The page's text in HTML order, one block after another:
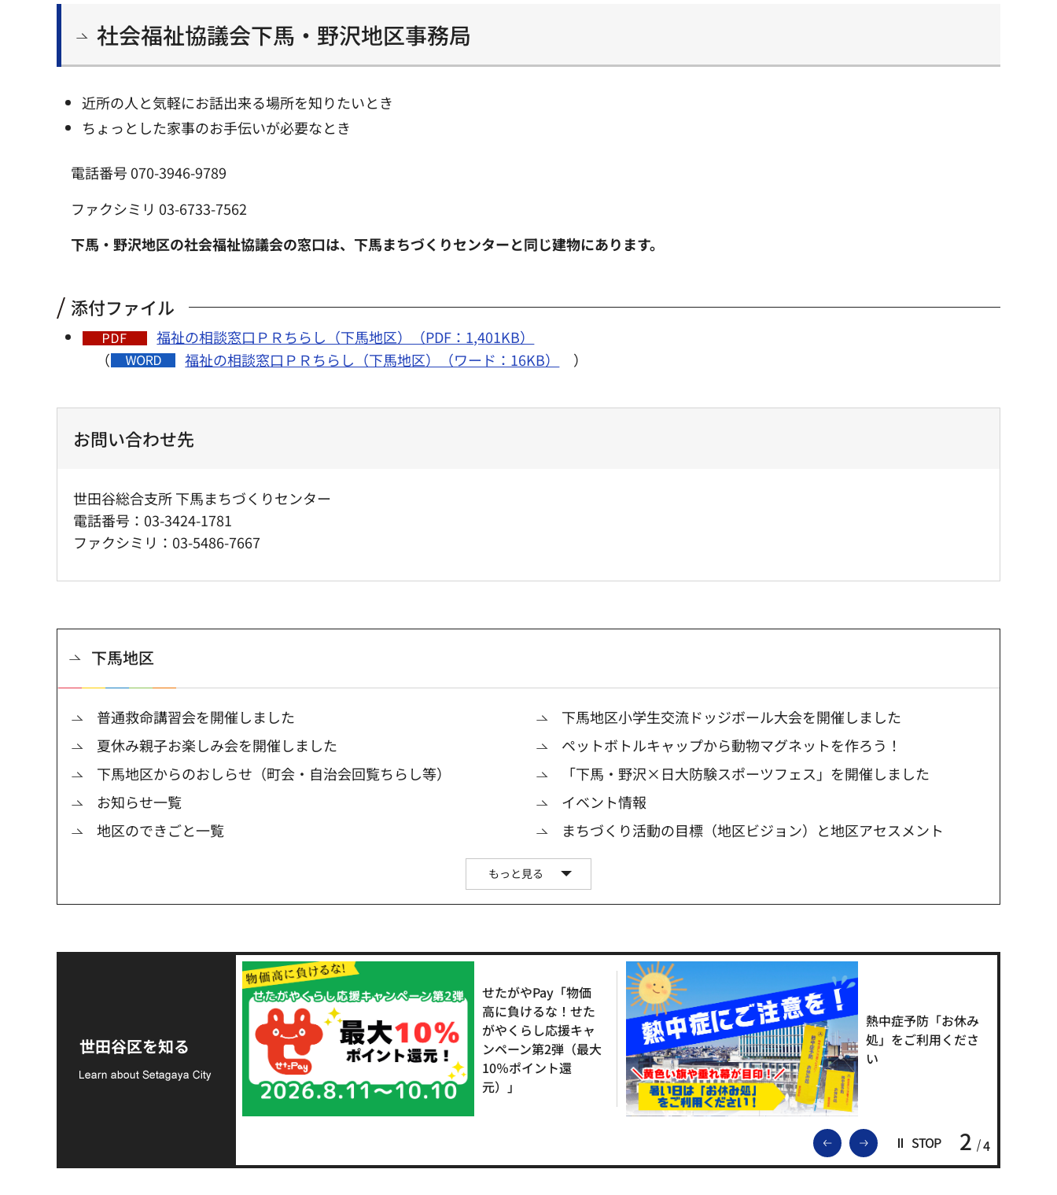
社会福祉協議会下馬・野沢地区事務局
近所の人と気軽にお話出来る場所を知りたいとき
ちょっとした家事のお手伝いが必要なとき
電話番号 070-3946-9789
ファクシミリ 03-6733-7562
下馬・野沢地区の社会福祉協議会の窓口は、下馬まちづくりセンターと同じ建物にあります。
添付ファイル
福祉の相談窓口ＰＲちらし（下馬地区）（PDF：1,401KB）
（
福祉の相談窓口ＰＲちらし（下馬地区）（ワード：16KB） ）
お問い合わせ先
世田谷総合支所 下馬まちづくりセンター
電話番号：03-3424-1781
ファクシミリ：03-5486-7667
下馬地区
普通救命講習会を開催しました
下馬地区小学生交流ドッジボール大会を開催しました
夏休み親子お楽しみ会を開催しました
ペットボトルキャップから動物マグネットを作ろう！
下馬地区からのおしらせ（町会・自治会回覧ちらし等）
「下馬・野沢×日大防験スポーツフェス」を開催しました
お知らせ一覧
イベント情報
地区のできごと一覧
まちづくり活動の目標（地区ビジョン）と地区アセスメント
もっと見る
世田谷区を知る
前のスライドを表示
次のスライドを表示
STOP 2 4
支援金の募集につい
て
せたがやPay「物価
高に負けるな！せた
がやくらし応援キャ
ンペーン第2弾（最大
10％ポイント還
元）」
熱中症予防「お休み
処」をご利用くださ
い